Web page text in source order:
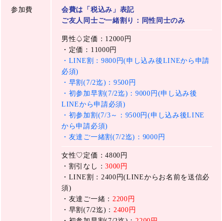
参加費
会費は「税込み」表記
ご友人同士ご一緒割り：同性同士のみ
男性♤定価：12000円
・定価：11000円
・LINE割：9800円(申し込み後LINEから申請
必須)
・早割(7/2迄)：9500円
・初参加早割(7/2迄)：9000円(申し込み後
LINEから申請必須)
・初参加割(7/3～：9500円(申し込み後LINE
から申請必須)
・友達ご一緒割(7/2迄)：9000円
女性♡定価：4800円
・割引なし：3000円
・LINE割：2400円(LINEからお名前を送信必
須)
・友達ご一緒： 2200円
・早割(7/2迄)： 2400円